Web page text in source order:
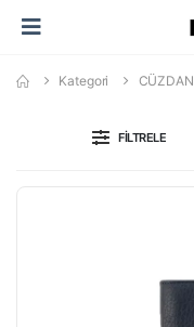
Kategori CÜZDAN
FILTRELE